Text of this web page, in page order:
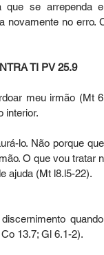
se arrependa
novamente no
TI PV 25.9
meu irmão (Mt
interior.
lo. Não porque
O que vou tratar
ajuda (Mt l8.l5-22).
13.7; Gl 6.1-2).